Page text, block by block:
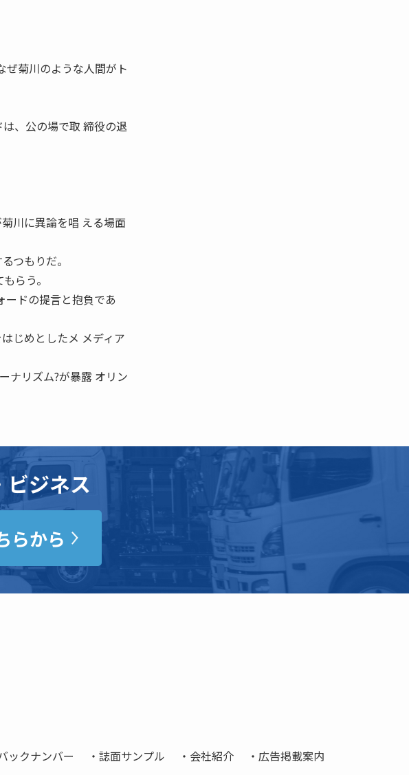
菊川のような人間がト
、公の場で取 締役の退
川に異論を唱 える場面
つもりだ。
らう。
ドの提言と抱負であ
じめとしたメ メディア
ナリズム?が暴露 オリン
ビジネス
らから
ックナンバー 誌面サンプル 会社紹介 広告掲載案内